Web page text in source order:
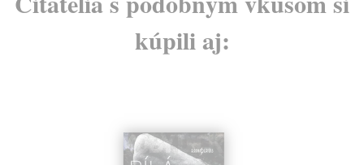
kúpili aj: